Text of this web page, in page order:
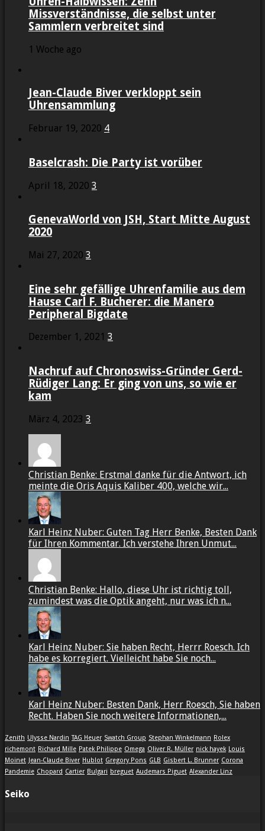
Missverständnisse, die selbst unter
Sammlern verbreitet sind
1 Woche ago
Jean-Claude Biver verkloppt sein
Uhrensammlung
Februar 19, 2020 4
Baselcrash: Die Party ist vorüber
April 18, 2020 3
GenevaWorld von JSH, Start Mitte August
2020
Mai 27, 2020 3
Eine sehr gefällige Uhrenfamilie aus dem
Hause Carl F. Bucherer: die Manero
Peripheral Bigdate
Dezember 1, 2021 3
Nachruf auf Chronoswiss-Gründer Gerd-
Rüdiger Lang: Er ging von uns, so wie er
kam
März 4, 2023 3
Christian Benke: Erstmal danke für die Antwort, ich
meinte die Oris Aquis Kaliber 400, welche wir...
Karl Heinz Nuber: Guten Tag Herr Benke, Besten Dank
für Ihren Kommentar. Ich verstehe Ihren Unmut...
Christian Benke: Hallo, diese Uhr ist richtig toll,
zumindest was die Optik angeht, nur was ich n...
Karl Heinz Nuber: Sie haben Recht, Herrr Roesch. Ich
habe es korregiert. Vielleicht habe Sie noch...
Karl Heinz Nuber: Besten Dank, Herr Roesch, Sie haben
Recht. Haben Sie noch weitere Informationen,...
Zenith Ulysse Nardin TAG Heuer Swatch Group Stephan Winkelmann Rolex
richemont Richard Mille Patek Philippe Omega Oliver R. Müller nick hayek Louis
Moinet Jean-Claude Biver Hublot Gregory Pons GLB Gisbert L. Brunner Corona
Pandemie Chopard Cartier Bulgari breguet Audemars Piguet Alexander Linz
Seiko